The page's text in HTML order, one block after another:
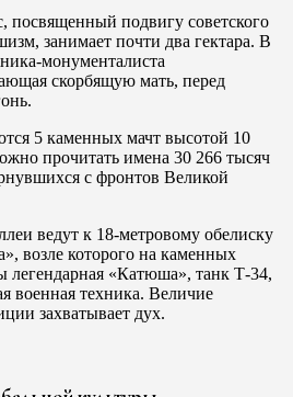
подвигу советского
занимает почти два гектара. В
монументалиста
скорбящую мать, перед
5 каменных мачт высотой 10
прочитать имена 30 266 тысяч
с фронтов Великой
ведут к 18-метровому обелиску
возле которого на каменных
легендарная «Катюша», танк Т-34,
военная техника. Величие
захватывает дух.